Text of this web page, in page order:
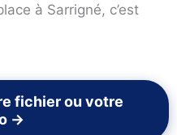
à Sarrigné, c’est
fichier ou votre
→